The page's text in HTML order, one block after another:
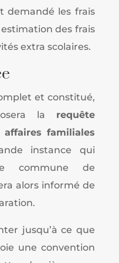
demandé les frais
des frais
extra scolaires.
et constitué,
la requête
familiales
instance qui
commune de
alors informé de
jusqu’à ce que
une convention